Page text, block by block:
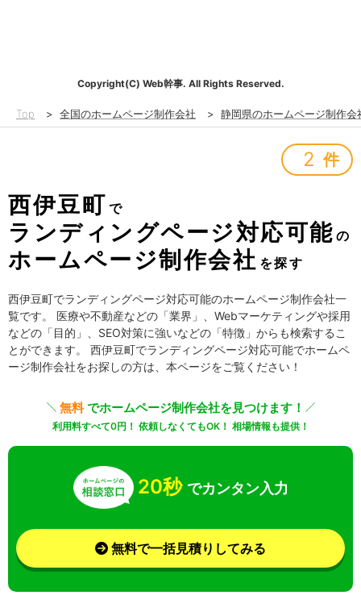
Copyright(C) Web幹事. All Rights Reserved.
Top > 全国のホームページ制作会社 > 静岡県のホームページ制作会
2 件
西伊豆町 で
ランディングページ対応可能 の
ホームページ制作会社 を探す
西伊豆町でランディングページ対応可能のホームページ制作会社一
覧です。 医療や不動産などの「業界」、Webマーケティングや採用
などの「目的」、SEO対策に強いなどの「特徴」からも検索するこ
とができます。 西伊豆町でランディングページ対応可能でホームペ
ージ制作会社をお探しの方は、本ページをご覧ください！
無料でホームページ制作会社を見つけます！
利用料すべて0円！ 依頼しなくてもOK！ 相場情報も提供！
20秒 でカンタン入力
無料で一括見積りしてみる